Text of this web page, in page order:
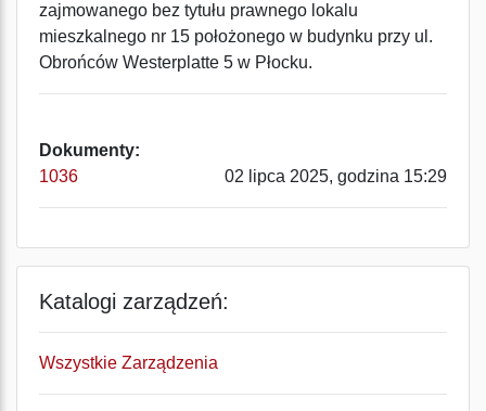
zajmowanego bez tytułu prawnego lokalu
mieszkalnego nr 15 położonego w budynku przy ul.
Obrońców Westerplatte 5 w Płocku.
Dokumenty:
1036
02 lipca 2025, godzina 15:29
Katalogi zarządzeń:
Wszystkie Zarządzenia